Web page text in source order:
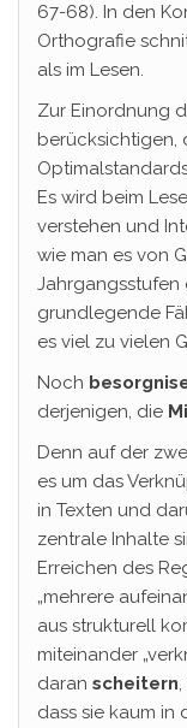
67-68). In den
Orthografie
als im Lesen.
Zur Einordnung
berücksichtigen,
Es wird beim
verstehen und
wie man es von
Jahrgangsstufen
grundlegende
es viel zu vielen
Noch
derjenigen, die
Denn auf der
es um das
in Texten und
zentrale Inhalte
Erreichen des
„mehrere
aus strukturell
miteinander
daran scheitern
dass sie kaum in